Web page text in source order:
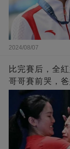
2024/08/07
比完賽后，全
哥哥賽前哭，